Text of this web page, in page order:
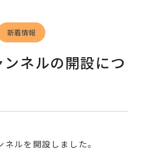
新着情報
ネルの開設につ
ルを開設しました。